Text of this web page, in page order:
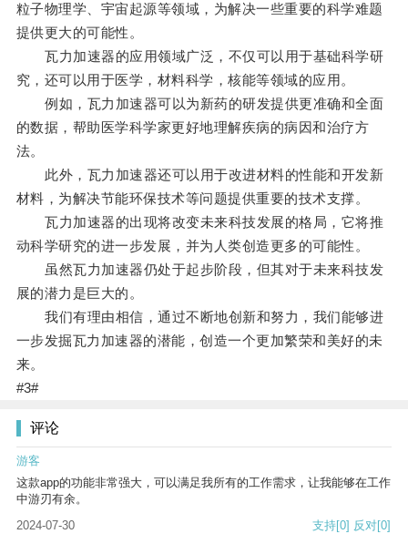
粒子物理学、宇宙起源等领域，为解决一些重要的科学难题
提供更大的可能性。
瓦力加速器的应用领域广泛，不仅可以用于基础科学研
究，还可以用于医学，材料科学，核能等领域的应用。
例如，瓦力加速器可以为新药的研发提供更准确和全面
的数据，帮助医学科学家更好地理解疾病的病因和治疗方
法。
此外，瓦力加速器还可以用于改进材料的性能和开发新
材料，为解决节能环保技术等问题提供重要的技术支撑。
瓦力加速器的出现将改变未来科技发展的格局，它将推
动科学研究的进一步发展，并为人类创造更多的可能性。
虽然瓦力加速器仍处于起步阶段，但其对于未来科技发
展的潜力是巨大的。
我们有理由相信，通过不断地创新和努力，我们能够进
一步发掘瓦力加速器的潜能，创造一个更加繁荣和美好的未
来。
#3#
评论
游客
这款app的功能非常强大，可以满足我所有的工作需求，让我能够在工作
中游刃有余。
2024-07-30
支持[0] 反对[0]